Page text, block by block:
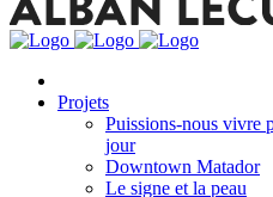
Projets
Puissions-nous vivre
jour
Downtown Matador
Le signe et la peau